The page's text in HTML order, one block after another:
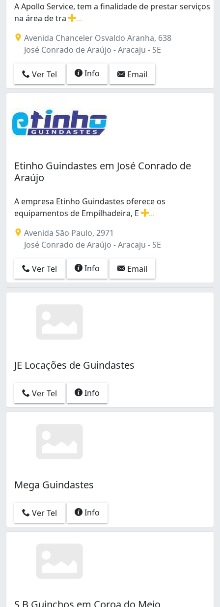
A Apollo Service, tem a finalidade de prestar serviços
na área de tra
Avenida Chanceler Osvaldo Aranha, 638
José Conrado de Araújo - Aracaju - SE
Ver Tel Info Email
Etinho Guindastes em José Conrado de
Araújo
A empresa Etinho Guindastes oferece os
equipamentos de Empilhadeira, E
Avenida São Paulo, 2971
José Conrado de Araújo - Aracaju - SE
Ver Tel Info Email
JE Locações de Guindastes
Ver Tel Info
Mega Guindastes
Ver Tel Info
S B Guinchos em Coroa do Meio